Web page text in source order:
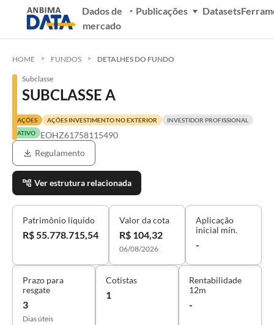
Dados de
mercado
Publicações Datasets
HOME FUNDOS DETALHES DO FUNDO
Subclasse
SUBCLASSE A
AÇÕES AÇÕES INVESTIMENTO NO EXTERIOR
INVESTIDOR PROFISSIONAL
ATIVO
EOHZ61758115490
Regulamento
Ver estrutura relacionada
Patrimônio líquido
R$ 55.778.715,54
Valor da cota
R$ 104,32
06/08/2026
Aplicação
inicial mín.
-
Prazo para
resgate
3
Dias úteis
Cotistas
1
Rentabilidade
12m
-